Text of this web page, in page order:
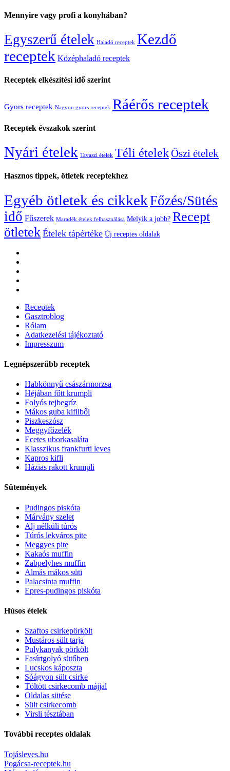
Mennyire vagy profi a konyhában?
Egyszerű ételek Haladó receptek Kezdő
receptek Középhaladó receptek
Receptek elkészítési idő szerint
Gyors receptek Nagyon gyors receptek Ráérős receptek
Receptek évszakok szerint
Nyári ételek Tavaszi ételek Téli ételekŐszi ételek
Hasznos tippek, ötletek receptekhez
Egyéb ötletek és cikkekFőzés/Sütés
idő Fűszerek Maradék ételek felhasználása Melyik a jobb? Recept
ötletek Ételek tápértéke Új receptes oldalak
Receptek
Gasztroblog
Rólam
Adatkezelési tájékoztató
Impresszum
Legnépszerűbb receptek
Habkönnyű császármorzsa
Héjában főtt krumpli
Folyós tejbegríz
Mákos guba kifliből
Piszkeszósz
Meggyfőzelék
Ecetes uborkasaláta
Klasszikus frankfurti leves
Kapros kifli
Házias rakott krumpli
Sütemények
Pudingos piskóta
Márvány szelet
Alj nélküli túrós
Túrós lekváros pite
Meggyes pite
Kakaós muffin
Zabpelyhes muffin
Almás mákos süti
Palacsinta muffin
Epres-pudingos piskóta
Húsos ételek
Szaftos csirkepörkölt
Mustáros sült tarja
Pulykanyak pörkölt
Fasírtgolyó sütőben
Lucskos káposzta
Sóágyon sült csirke
Töltött csirkecomb májjal
Oldalas sütése
Sült csirkecomb
Virsli tésztában
További receptes oldalak
Tojásleves.hu
Pogácsa-receptek.hu